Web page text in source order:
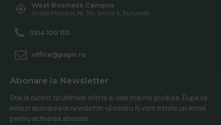
West Business Campus
Strada Preciziei, Nr, 3W, Sector 6, Bucuresti
0314 100 110
office@papir.ro
Abonare la Newsletter
Stai la curent cu ultimele oferte si cele mai noi produse. Dupa ce
initiezi abonarea la newsletter-ul nostru iti vom trimite un email
pentru activarea abonarii.